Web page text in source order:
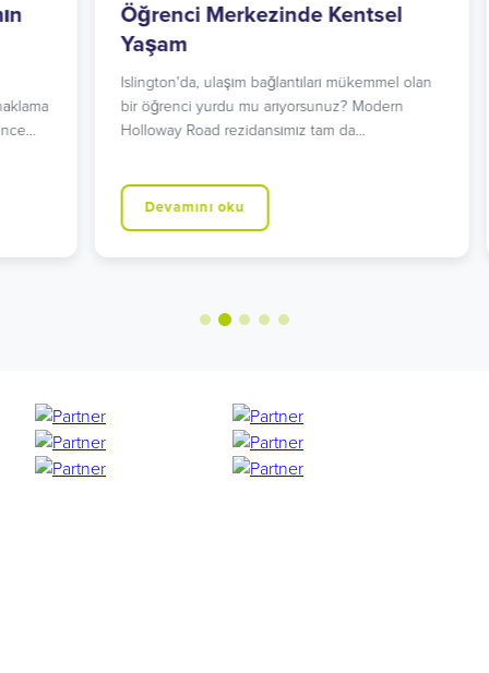
Öğrenci Merkezinde Kentsel
Yaşam
Islington'da, ulaşım bağlantıları mükemmel olan
bir öğrenci yurdu mu arıyorsunuz? Modern
Holloway Road rezidansımız tam da…
Devamını oku